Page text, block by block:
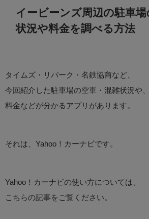
イービーンズ周辺の駐車
状況や料金を調べる方法
タイムズ・リパーク・名鉄協商など、
今回紹介した駐車場の空車・混雑状況や、
料金などが分かるアプリがあります。
それは、Yahoo！カーナビです。
Yahoo！カーナビの使い方については、
こちらの記事をご覧ください。